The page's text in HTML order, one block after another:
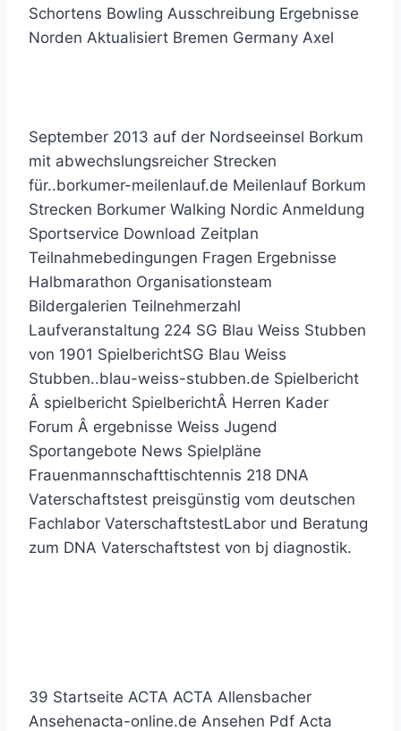
Schortens Bowling Ausschreibung Ergebnisse
Norden Aktualisiert Bremen Germany Axel
September 2013 auf der Nordseeinsel Borkum
mit abwechslungsreicher Strecken
für..borkumer-meilenlauf.de Meilenlauf Borkum
Strecken Borkumer Walking Nordic Anmeldung
Sportservice Download Zeitplan
Teilnahmebedingungen Fragen Ergebnisse
Halbmarathon Organisationsteam
Bildergalerien Teilnehmerzahl
Laufveranstaltung 224 SG Blau Weiss Stubben
von 1901 SpielberichtSG Blau Weiss
Stubben..blau-weiss-stubben.de Spielbericht
Â spielbericht SpielberichtÂ Herren Kader
Forum Â ergebnisse Weiss Jugend
Sportangebote News Spielpläne
Frauenmannschafttischtennis 218 DNA
Vaterschaftstest preisgünstig vom deutschen
Fachlabor VaterschaftstestLabor und Beratung
zum DNA Vaterschaftstest von bj diagnostik.
39 Startseite ACTA ACTA Allensbacher
Ansehenacta-online.de Ansehen Pdf Acta